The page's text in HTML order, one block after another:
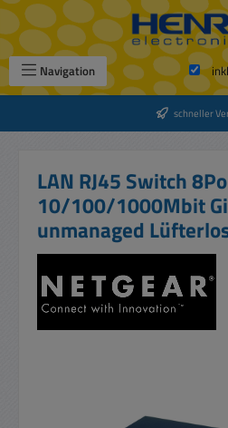
Zum Hauptinhalt springen
Navigation
schneller
LAN RJ45 Switch
10/100/1000Mbit
unmanaged